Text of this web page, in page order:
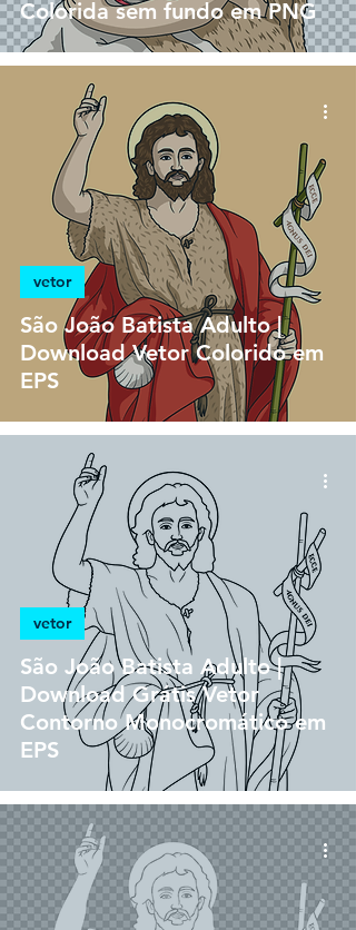
Colorida sem fundo em PNG
São João Batista Adulto |
Download Vetor Colorido em
EPS
vetor
São João Batista Adulto |
Download Grátis Vetor
Contorno Monocromático em
EPS
vetor